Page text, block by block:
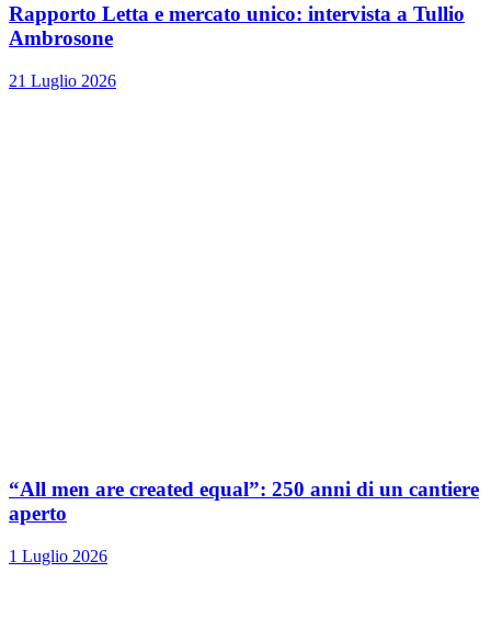
Rapporto Letta e mercato unico: intervista a Tullio
Ambrosone
21 Luglio 2026
“All men are created equal”: 250 anni di un cantiere
aperto
1 Luglio 2026